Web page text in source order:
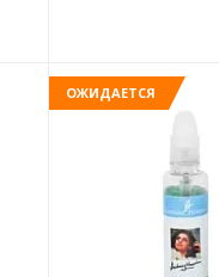
ОЖИДАЕТСЯ